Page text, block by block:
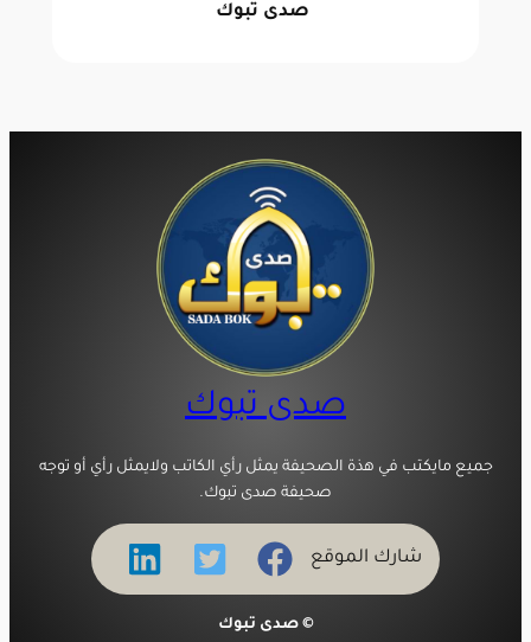
صدى تبوك
صدى تبوك
جميع مايكتب في هذة الصحيفة يمثل رأي الكاتب ولايمثل رأي أو توجه
صحيفة صدى تبوك.
شارك الموقع
© صدى تبوك